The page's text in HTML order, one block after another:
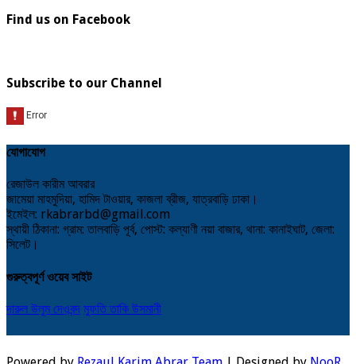
Find us on Facebook
Subscribe to our Channel
যোগাযোগ
রেজাউল কারীম আবরার
জামেয়া মাহমুদিয়া, হামিদ টাওয়ার, কাজলা ব্রীজ, যাত্রবাড়ি ঢাকা।
ইমেইল: rkabrarbd@gmail.com
স্থায়ী ঠিকানা: গ্রাম: তালবাড়ি পূর্ব, পোস্ট: কল্যাণী নয়া বাজার, থানা: কানাইঘাট, জেলা:
সিলেট।
গুরুত্বপূর্ণ ওয়েব সাইট
দারুল উলুম দেওবন্দ মুফতি তাকি উসমানী